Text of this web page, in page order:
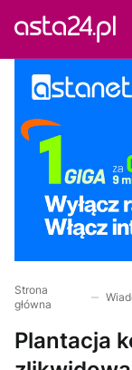
Strona
główna
Plantacja